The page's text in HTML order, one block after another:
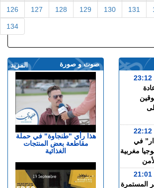
126 127 128 129 130 131
134
المزيد صوت و صورة
هذا رأي "طنجاوة" في حملة
مقاطعة بعض المنتجات
الغذائية
في
مغربية
المستمرة